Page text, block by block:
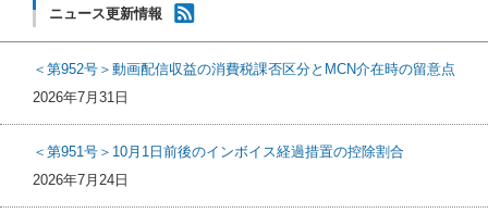
ニュース更新情報
＜第952号＞動画配信収益の消費税課否区分とMCN介在時の留意点
2026年7月31日
＜第951号＞10月1日前後のインボイス経過措置の控除割合
2026年7月24日